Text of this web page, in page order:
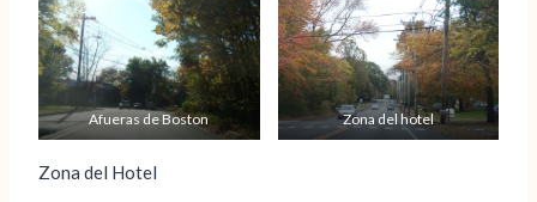
Afueras de Boston Zona del hotel
Zona del Hotel